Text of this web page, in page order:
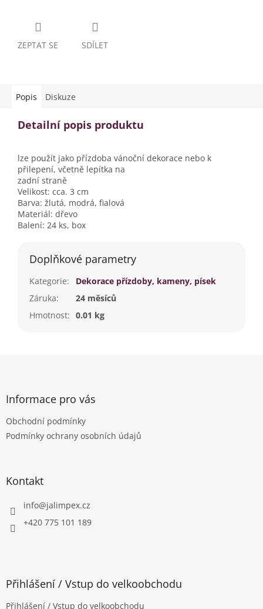
ZEPTAT SE SDÍLET
Popis Diskuze
Detailní popis produktu
lze použít jako přízdoba vánoční dekorace nebo k
přilepení, včetně lepítka na
zadní straně
Velikost: cca. 3 cm
Barva: žlutá, modrá, fialová
Materiál: dřevo
Balení: 24 ks, box
Doplňkové parametry
Kategorie:
Dekorace přízdoby, kameny, písek
Záruka:
24 měsíců
Hmotnost: 0.01 kg
Informace pro vás
Obchodní podmínky
Podmínky ochrany osobních údajů
Kontakt
info@jalimpex.cz
+420 775 101 189
Přihlášení / Vstup do velkoobchodu
Přihlášení / Vstup do velkoobchodu